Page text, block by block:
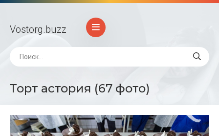
Vostorg.buzz
Торт астория (67 фото)